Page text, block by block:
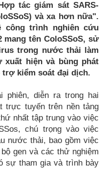
tác giám sát SARS-
và xa hơn nữa".
công trình nghiên cứu
mang tên ColoSSoS, sử
trong nước thải làm
xuất hiện và bùng phát
trợ kiểm soát đại dịch.
phiên, diễn ra trong hai
trực tuyến trên nền tảng
nhất tập trung vào việc
chú trọng vào việc
nước thải, bao gồm việc
gen và các thử nghiệm
sự tham gia và trình bày